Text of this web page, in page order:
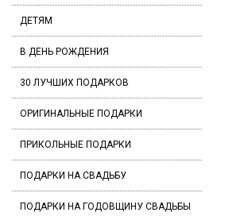
ДЕТЯМ
В ДЕНЬ РОЖДЕНИЯ
30 ЛУЧШИХ ПОДАРКОВ
ОРИГИНАЛЬНЫЕ ПОДАРКИ
ПРИКОЛЬНЫЕ ПОДАРКИ
ПОДАРКИ НА СВАДЬБУ
ПОДАРКИ НА ГОДОВЩИНУ СВАДЬБЫ